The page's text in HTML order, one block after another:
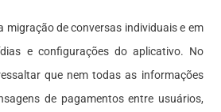
migração de conversas individuais e em
e configurações do aplicativo. No
que nem todas as informações
de pagamentos entre usuários,